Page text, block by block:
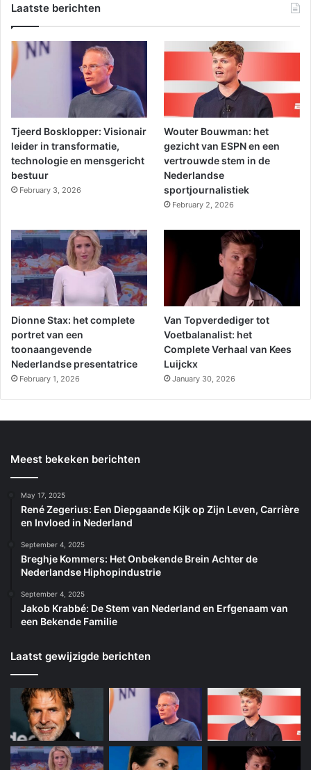
Laatste berichten
Tjeerd Bosklopper: Visionair
leider in transformatie,
technologie en mensgericht
bestuur
February 3, 2026
Wouter Bouwman: het
gezicht van ESPN en een
vertrouwde stem in de
Nederlandse
sportjournalistiek
February 2, 2026
Dionne Stax: het complete
portret van een
toonaangevende
Nederlandse presentatrice
February 1, 2026
Van Topverdediger tot
Voetbalanalist: het
Complete Verhaal van Kees
Luijckx
January 30, 2026
Meest bekeken berichten
May 17, 2025
René Zegerius: Een Diepgaande Kijk op Zijn Leven, Carrière
en Invloed in Nederland
September 4, 2025
Breghje Kommers: Het Onbekende Brein Achter de
Nederlandse Hiphopindustrie
September 4, 2025
Jakob Krabbé: De Stem van Nederland en Erfgenaam van
een Bekende Familie
Laatst gewijzigde berichten